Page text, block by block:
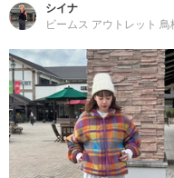
シイナ
ビームス アウトレット 鳥